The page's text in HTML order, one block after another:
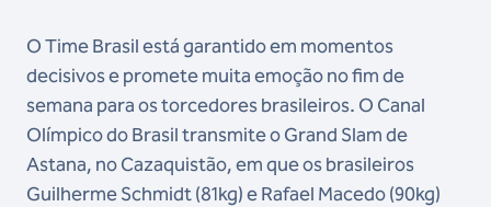
O Time Brasil está garantido em momentos
decisivos e promete muita emoção no fim de
semana para os torcedores brasileiros. O Canal
Olímpico do Brasil transmite o Grand Slam de
Astana, no Cazaquistão, em que os brasileiros
Guilherme Schmidt (81kg) e Rafael Macedo (90kg)